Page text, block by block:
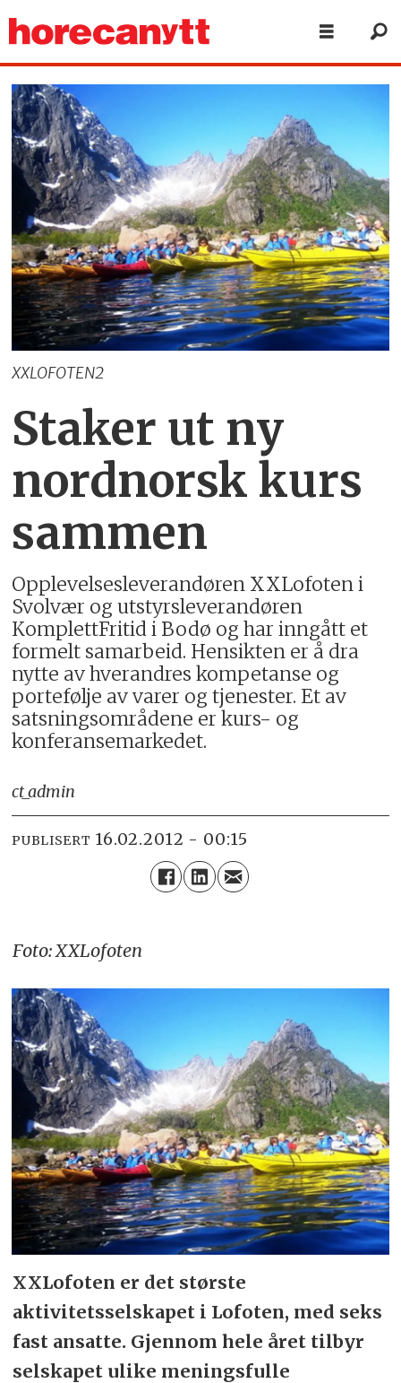
XXLOFOTEN2
Staker ut ny
nordnorsk kurs
sammen
Opplevelsesleverandøren XXLofoten i
Svolvær og utstyrsleverandøren
KomplettFritid i Bodø og har inngått et
formelt samarbeid. Hensikten er å dra
nytte av hverandres kompetanse og
portefølje av varer og tjenester. Et av
satsningsområdene er kurs- og
konferansemarkedet.
ct_admin
PUBLISERT 16.02.2012 - 00:15
Foto: XXLofoten
XXLofoten er det største
aktivitetsselskapet i Lofoten, med seks
fast ansatte. Gjennom hele året tilbyr
selskapet ulike meningsfulle